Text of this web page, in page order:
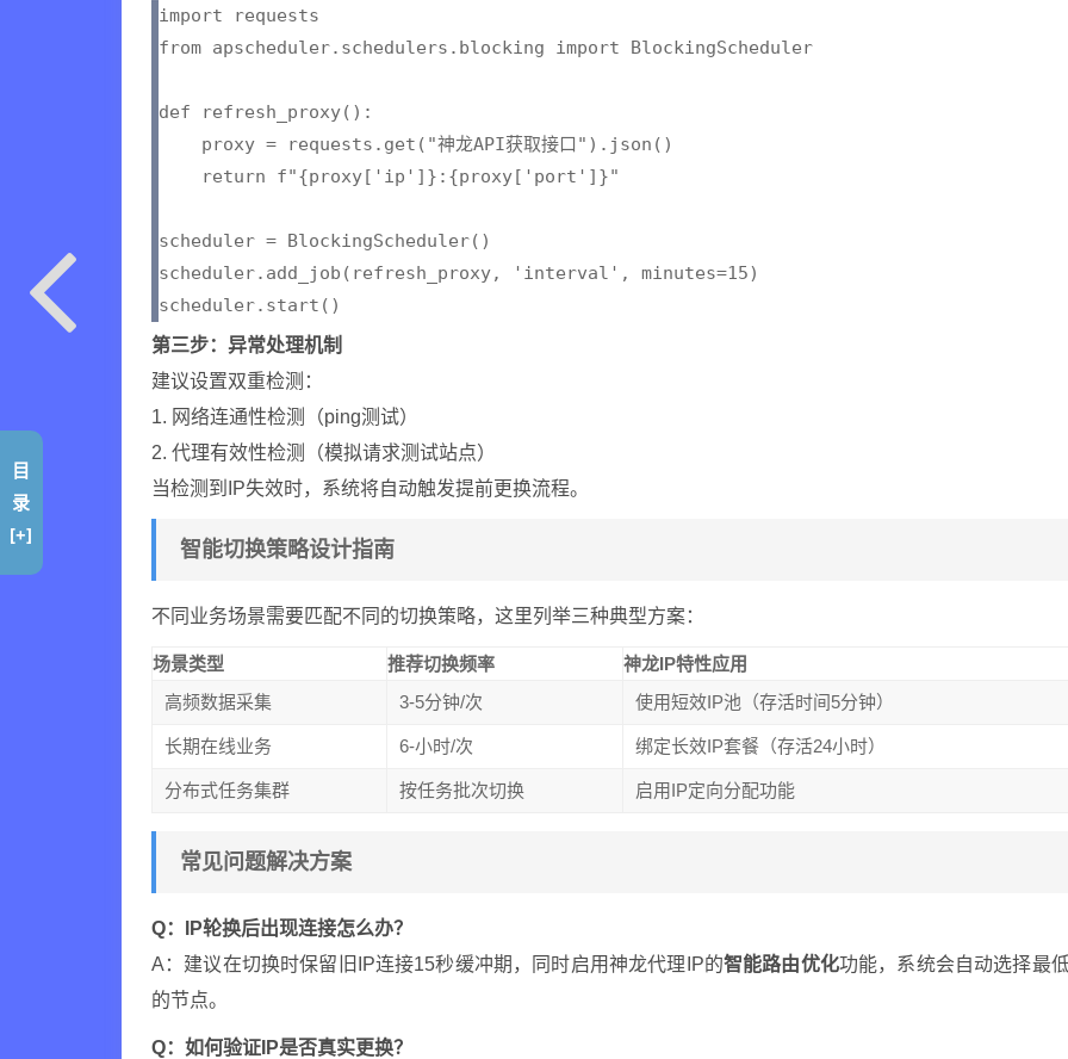
import requests
from apscheduler.schedulers.blocking import BlockingScheduler
def refresh_proxy():
    proxy = requests.get("神龙API获取接口").json()
    return f"{proxy['ip']}:{proxy['port']}"
scheduler = BlockingScheduler()
scheduler.add_job(refresh_proxy, 'interval', minutes=15)
第三步：异常处理机制
建议设置双重检测：
1. 网络连通性检测（ping测试）
2. 代理有效性检测（模拟请求测试站点）
当检测到IP失效时，系统将自动触发提前更换流程。
智能切换策略设计指南
不同业务场景需要匹配不同的切换策略，这里列举三种典型方案：
场景类型 推荐切换频率
神龙IP特性应用
高频数据采集
3-5分钟/次 使用短效IP池（存活时间5分钟）
长期在线业务 6-小时/次 绑定长效IP套餐（存活24小时）
分布式任务集群 按任务批次切换 启用IP定向分配功能
常见问题解决方案
Q：IP轮换后出现连接怎么办？
A：建议在切换时保留旧IP连接15秒缓冲期，同时启用神龙代理IP的智能路由优化功能，系统会自动选择最
的节点。
Q：如何验证IP是否真实更换？
目
录
[+]